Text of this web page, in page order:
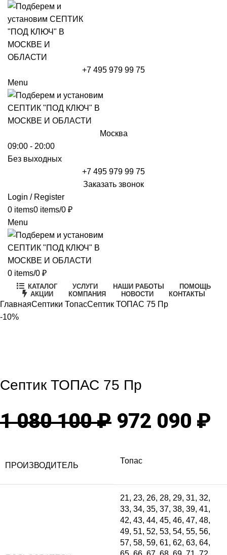
+7 495 979 99 75
Menu
Москва
09:00 - 20:00
Без выходных
+7 495 979 99 75
Заказать звонок
Login / Register
0 items0 items/0 ₽
Menu
0 items/0 ₽
КАТАЛОГ УСЛУГИ НАШИ РАБОТЫ
ПОМОЩЬ
АКЦИИ
КОМПАНИЯ НОВОСТИ КОНТАКТЫ
ГлавнаяСептики ТопасСептик ТОПАС 75 Пр
-10%
Септик ТОПАС 75 Пр
1 080 100₽
цена
составляла
1
972 090 ₽
ПРОИЗВОДИТЕЛЬ
Топас
21, 23, 26, 28, 29, 31, 32,
33, 34, 35, 37, 38, 39, 41,
42, 43, 44, 45, 46, 47, 48,
49, 51, 52, 53, 54, 55, 56,
57, 58, 59, 61, 62, 63, 64,